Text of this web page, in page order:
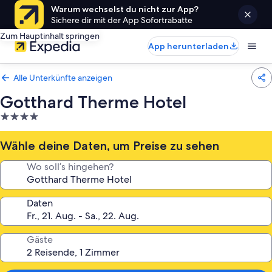
Warum wechselst du nicht zur App?
Sichere dir mit der App Sofortrabatte
Zum Hauptinhalt springen
App herunterladen
Alle Unterkünfte anzeigen
Gotthard Therme Hotel
4.0-
Sterne-
Unterkunft
Wähle deine Daten, um Preise zu sehen
Wo soll’s hingehen?
Daten
Gäste